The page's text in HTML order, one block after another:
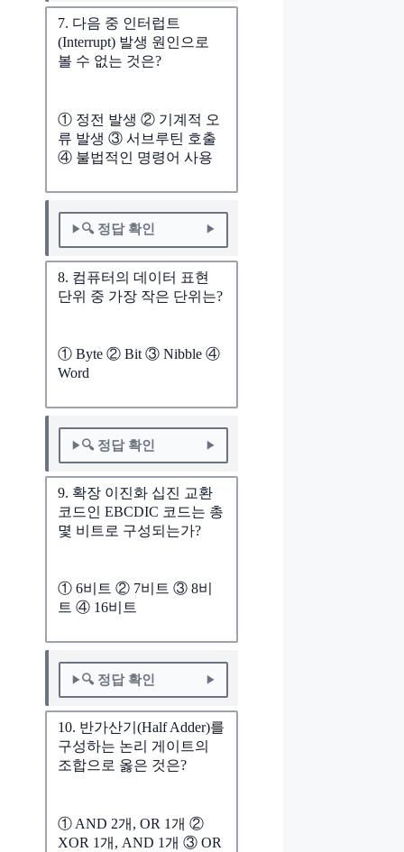
7. 다음 중 인터럽트
(Interrupt) 발생 원인으로
볼 수 없는 것은?
① 정전 발생 ② 기계적 오
류 발생 ③ 서브루틴 호출
④ 불법적인 명령어 사용
🔍 정답 확인
8. 컴퓨터의 데이터 표현
단위 중 가장 작은 단위는?
① Byte ② Bit ③ Nibble ④
Word
🔍 정답 확인
9. 확장 이진화 십진 교환
코드인 EBCDIC 코드는 총
몇 비트로 구성되는가?
① 6비트 ② 7비트 ③ 8비
트 ④ 16비트
🔍 정답 확인
10. 반가산기(Half Adder)를
구성하는 논리 게이트의
조합으로 옳은 것은?
① AND 2개, OR 1개 ②
XOR 1개, AND 1개 ③ OR